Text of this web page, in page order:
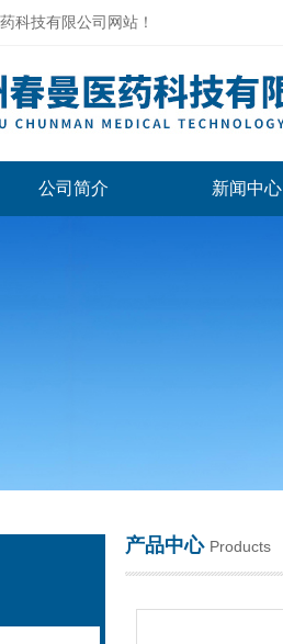
科技有限公司网站！
公司简介 新闻中心
产品中心 Products